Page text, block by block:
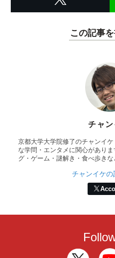
この記事
チャン
京都大学大学院修了のチャンイ
な学問・エンタメに関心があり
グ・ゲーム・謎解き・食べ歩きな
チャンイケの